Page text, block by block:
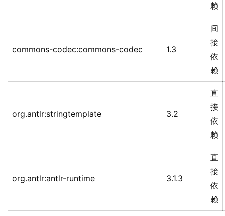
赖
commons-codec:commons-codec 1.3
间
接
依
赖
org.antlr:stringtemplate 3.2
直
接
依
赖
org.antlr:antlr-runtime 3.1.3
直
接
依
赖